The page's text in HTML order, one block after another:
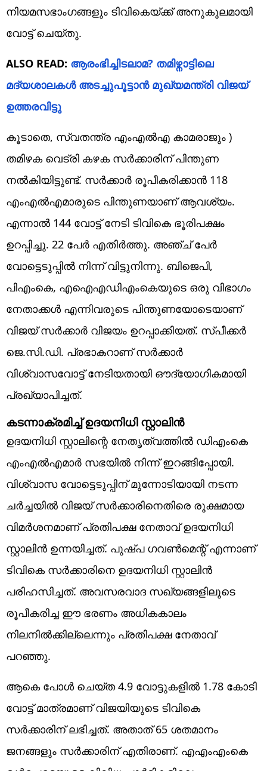
നിയമസഭാംഗങ്ങളും ടിവികെയ്ക്ക് അനുകൂലമായി
വോട്ട് ചെയ്തു.
ALSO READ: ആരംഭിച്ചിടലാമ? തമിഴ്നാട്ടിലെ
മദ്യശാലകൾ അടച്ചുപൂട്ടാൻ മുഖ്യമന്ത്രി വിജയ്
ഉത്തരവിട്ടു
കൂടാതെ, സ്വതന്ത്ര എംഎൽഎ കാമരാജും )
തമിഴക വെട്രി കഴക സർക്കാരിന് പിന്തുണ
നൽകിയിട്ടുണ്ട്. സർക്കാർ രൂപീകരിക്കാൻ 118
എംഎൽഎമാരുടെ പിന്തുണയാണ് ആവശ്യം.
എന്നാൽ 144 വോട്ട് നേടി ടിവികെ ഭൂരിപക്ഷം
ഉറപ്പിച്ചു. 22 പേർ എതിർത്തു. അഞ്ച് പേർ
വോട്ടെടുപ്പിൽ നിന്ന് വിട്ടുനിന്നു. ബിജെപി,
പിഎംകെ, എഐഎഡിഎംകെയുടെ ഒരു വിഭാഗം
നേതാക്കൾ എന്നിവരുടെ പിന്തുണയോടെയാണ്
വിജയ് സർക്കാർ വിജയം ഉറപ്പാക്കിയത്. സ്പീക്കർ
ജെ.സി.ഡി. പ്രഭാകറാണ് സർക്കാർ
വിശ്വാസവോട്ട് നേടിയതായി ഔദ്യോഗികമായി
പ്രഖ്യാപിച്ചത്.
കടന്നാക്രമിച്ച് ഉദയനിധി സ്റ്റാലിൻ
ഉദയനിധി സ്റ്റാലിന്റെ നേതൃത്വത്തിൽ ഡിഎംകെ
എംഎൽഎമാർ സഭയിൽ നിന്ന് ഇറങ്ങിപ്പോയി.
വിശ്വാസ വോട്ടെടുപ്പിന് മുന്നോടിയായി നടന്ന
ചർച്ചയിൽ വിജയ് സർക്കാരിനെതിരെ രൂക്ഷമായ
വിമർശനമാണ് പ്രതിപക്ഷ നേതാവ് ഉദയനിധി
സ്റ്റാലിൻ ഉന്നയിച്ചത്. പുഷ്പ ഗവൺമെന്റ് എന്നാണ്
ടിവികെ സർക്കാരിനെ ഉദയനിധി സ്റ്റാലിൻ
പരിഹസിച്ചത്. അവസരവാദ സഖ്യങ്ങളിലൂടെ
രൂപീകരിച്ച ഈ ഭരണം അധികകാലം
നിലനിൽക്കില്ലെന്നും പ്രതിപക്ഷ നേതാവ്
പറഞ്ഞു.
ആകെ പോൾ ചെയ്ത 4.9 വോട്ടുകളിൽ 1.78 കോടി
വോട്ട് മാത്രമാണ് വിജയിയുടെ ടിവികെ
സർക്കാരിന് ലഭിച്ചത്. അതാത് 65 ശതമാനം
ജനങ്ങളും സർക്കാരിന് എതിരാണ്. എഎംഎംകെ